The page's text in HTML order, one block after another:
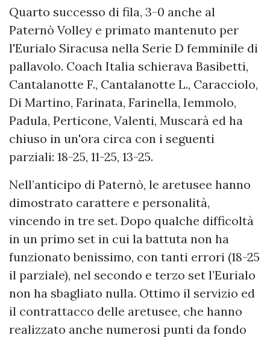
Quarto successo di fila, 3-0 anche al
Paternò Volley e primato mantenuto per
l'Eurialo Siracusa nella Serie D femminile di
pallavolo. Coach Italia schierava Basibetti,
Cantalanotte F., Cantalanotte L., Caracciolo,
Di Martino, Farinata, Farinella, Iemmolo,
Padula, Perticone, Valenti, Muscarà ed ha
chiuso in un'ora circa con i seguenti
parziali: 18-25, 11-25, 13-25.
Nell’anticipo di Paternò, le aretusee hanno
dimostrato carattere e personalità,
vincendo in tre set. Dopo qualche difficoltà
in un primo set in cui la battuta non ha
funzionato benissimo, con tanti errori (18-25
il parziale), nel secondo e terzo set l’Eurialo
non ha sbagliato nulla. Ottimo il servizio ed
il contrattacco delle aretusee, che hanno
realizzato anche numerosi punti da fondo